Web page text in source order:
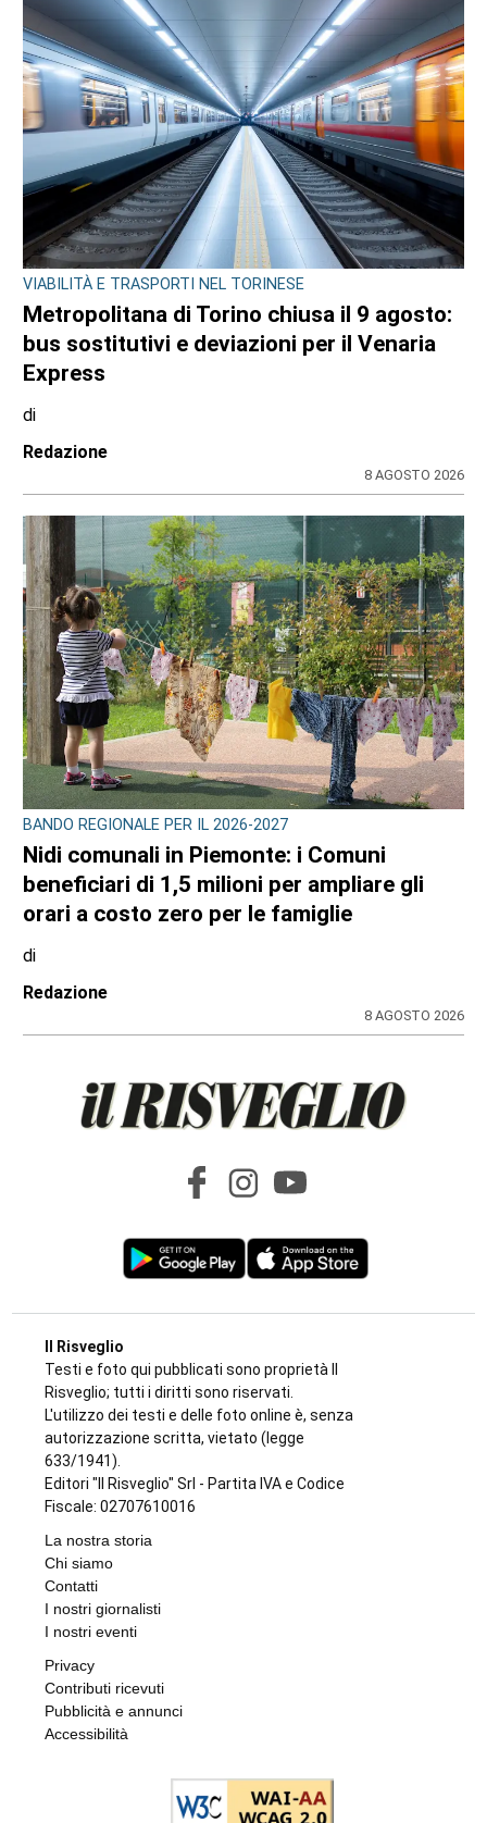
VIABILITÀ E TRASPORTI NEL TORINESE
Metropolitana di Torino chiusa il 9 agosto:
bus sostitutivi e deviazioni per il Venaria
Express
di
Redazione
8 AGOSTO 2026
BANDO REGIONALE PER IL 2026-2027
Nidi comunali in Piemonte: i Comuni
beneficiari di 1,5 milioni per ampliare gli
orari a costo zero per le famiglie
di
Redazione
8 AGOSTO 2026
Il Risveglio
Testi e foto qui pubblicati sono proprietà Il
Risveglio; tutti i diritti sono riservati.
L'utilizzo dei testi e delle foto online è, senza
autorizzazione scritta, vietato (legge
633/1941).
Editori "Il Risveglio" Srl - Partita IVA e Codice
Fiscale: 02707610016
La nostra storia
Chi siamo
Contatti
I nostri giornalisti
I nostri eventi
Privacy
Contributi ricevuti
Pubblicità e annunci
Accessibilità